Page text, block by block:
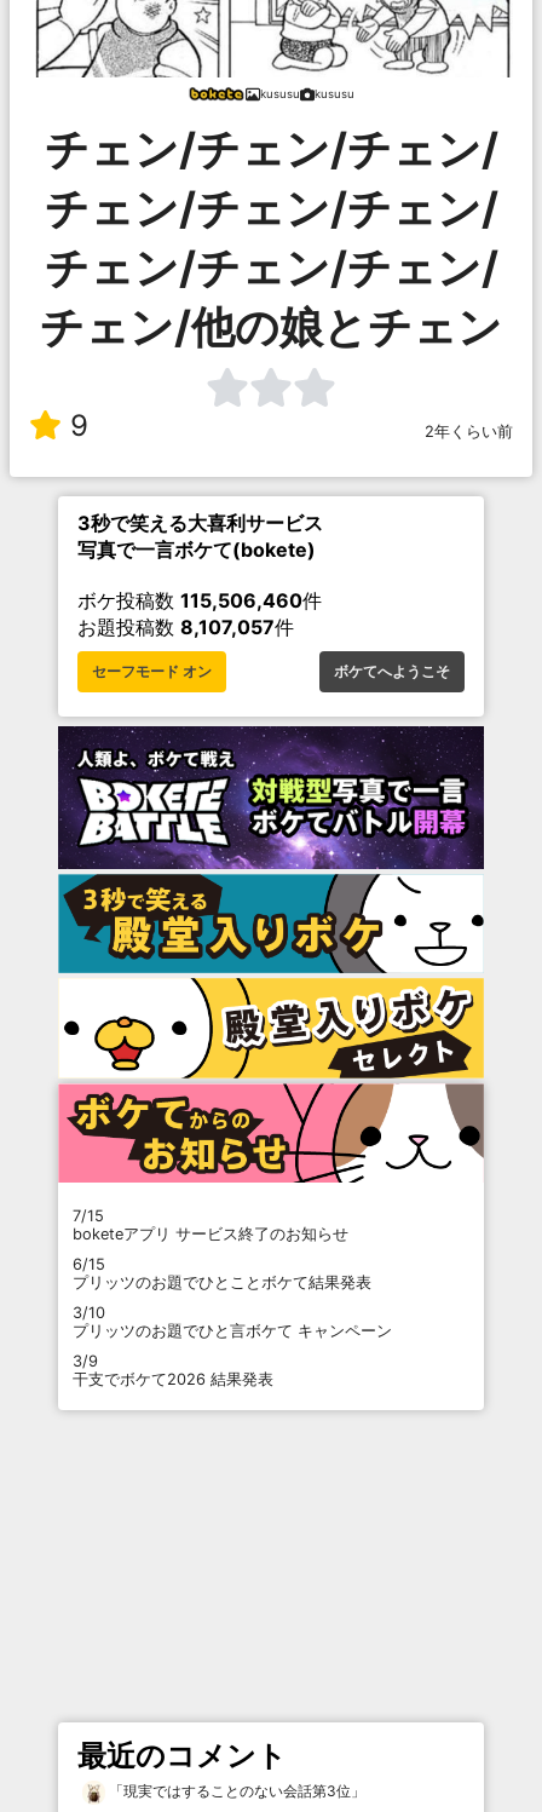
kususu kususu
チェン/チェン/チェン/
チェン/チェン/チェン/
チェン/チェン/チェン/
チェン/他の娘とチェン
9 2年くらい前
3秒で笑える大喜利サービス
写真で一言ボケて(bokete)
ボケ投稿数 115,506,460件
お題投稿数 8,107,057件
セーフモード オン ボケてへようこそ
7/15
boketeアプリ サービス終了のお知らせ
6/15
プリッツのお題でひとことボケて結果発表
3/10
プリッツのお題でひと言ボケて キャンペーン
3/9
干支でボケて2026 結果発表
最近のコメント
「現実ではすることのない会話第3位 」